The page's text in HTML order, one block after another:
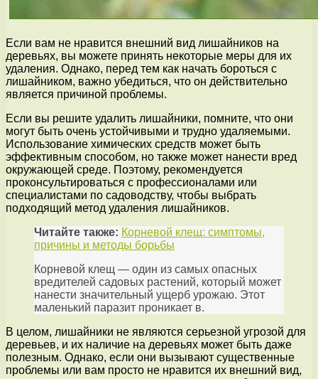
Если вам не нравится внешний вид лишайников на
деревьях, вы можете принять некоторые меры для их
удаления. Однако, перед тем как начать бороться с
лишайником, важно убедиться, что он действительно
является причиной проблемы.
Если вы решите удалить лишайники, помните, что они
могут быть очень устойчивыми и трудно удаляемыми.
Использование химических средств может быть
эффективным способом, но также может нанести вред
окружающей среде. Поэтому, рекомендуется
проконсультироваться с профессионалами или
специалистами по садоводству, чтобы выбрать
подходящий метод удаления лишайников.
Читайте также: Корневой клещ: симптомы,
причины и методы борьбы
Корневой клещ — один из самых опасных
вредителей садовых растений, который может
нанести значительный ущерб урожаю. Этот
маленький паразит проникает в.
В целом, лишайники не являются серьезной угрозой для
деревьев, и их наличие на деревьях может быть даже
полезным. Однако, если они вызывают существенные
проблемы или вам просто не нравится их внешний вид,